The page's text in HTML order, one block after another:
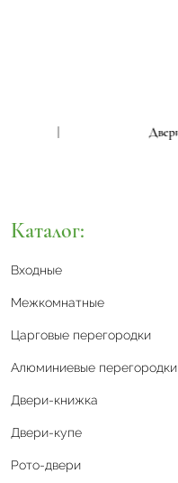
Каталог:
Входные
Межкомнатные
Царговые перегородки
Алюминиевые перегородки
Двери-книжка
Двери-купе
Рото-двери